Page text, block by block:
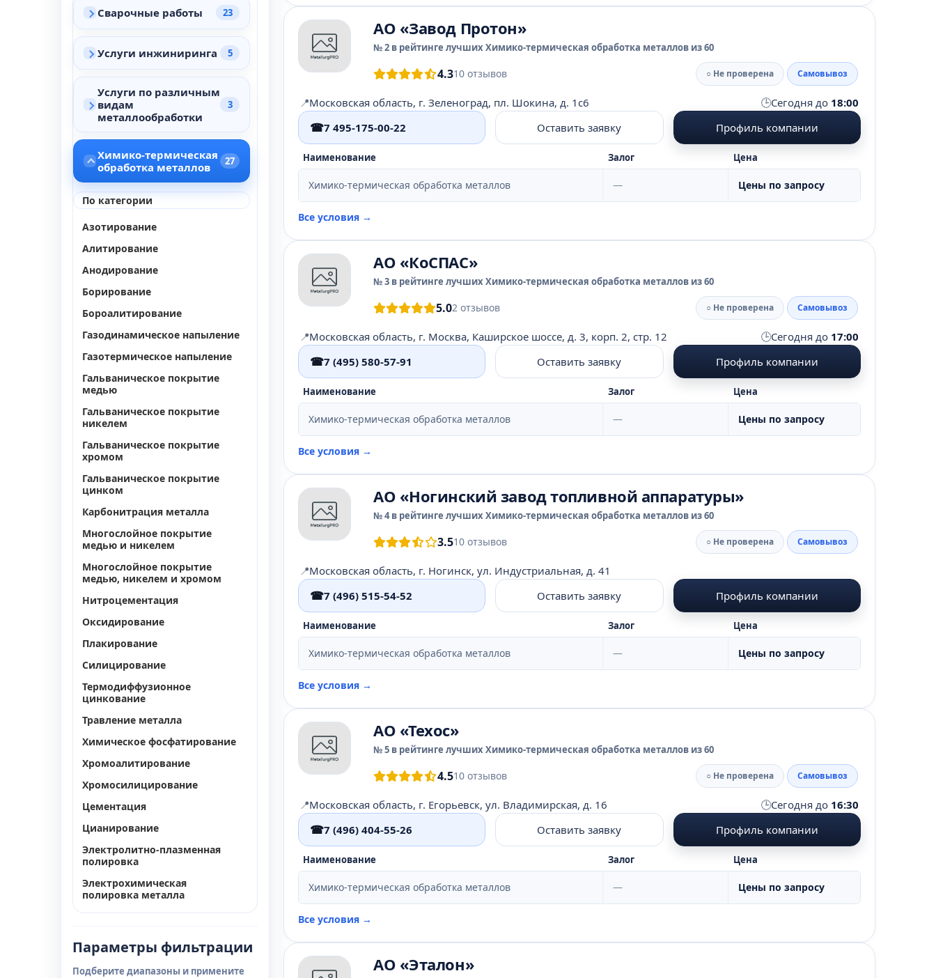
Сварочные работы 23
Услуги инжиниринга 5
Услуги по различным
видам
металлообработки
3
Химико-термическая
обработка металлов
27
По категории
Азотирование
Алитирование
Анодирование
Борирование
Бороалитирование
Газодинамическое напыление
Газотермическое напыление
Гальваническое покрытие
медью
Гальваническое покрытие
никелем
Гальваническое покрытие
хромом
Гальваническое покрытие
цинком
Карбонитрация металла
Многослойное покрытие
медью и никелем
Многослойное покрытие
медью, никелем и хромом
Нитроцементация
Оксидирование
Плакирование
Силицирование
Термодиффузионное
цинкование
Травление металла
Химическое фосфатирование
Хромоалитирование
Хромосилицирование
Цементация
Цианирование
Электролитно-плазменная
полировка
Электрохимическая
полировка металла
Параметры фильтрации
Подберите диапазоны и примените
АО «Завод Протон»
№ 2 в рейтинге лучших Химико-термическая обработка металлов из 60
4.310 отзывов ○ Не проверена Самовывоз
📍Московская область, г. Зеленоград, пл. Шокина, д. 1с6 🕒Сегодня до 18:00
☎7 495-175-00-22 Оставить заявку Профиль компании
Наименование Залог Цена
Химико-термическая обработка металлов — Цены по запросу
Все условия →
АО «КоСПАС»
№ 3 в рейтинге лучших Химико-термическая обработка металлов из 60
5.02 отзывов ○ Не проверена Самовывоз
📍Московская область, г. Москва, Каширское шоссе, д. 3, корп. 2, стр. 12 🕒Сегодня до 17:00
☎7 (495) 580-57-91 Оставить заявку Профиль компании
Наименование Залог Цена
Химико-термическая обработка металлов — Цены по запросу
Все условия →
АО «Ногинский завод топливной аппаратуры»
№ 4 в рейтинге лучших Химико-термическая обработка металлов из 60
3.510 отзывов ○ Не проверена Самовывоз
📍Московская область, г. Ногинск, ул. Индустриальная, д. 41
☎7 (496) 515-54-52 Оставить заявку Профиль компании
Наименование Залог Цена
Химико-термическая обработка металлов — Цены по запросу
Все условия →
АО «Техос»
№ 5 в рейтинге лучших Химико-термическая обработка металлов из 60
4.510 отзывов ○ Не проверена Самовывоз
📍Московская область, г. Егорьевск, ул. Владимирская, д. 16 🕒Сегодня до 16:30
☎7 (496) 404-55-26 Оставить заявку Профиль компании
Наименование Залог Цена
Химико-термическая обработка металлов — Цены по запросу
Все условия →
АО «Эталон»